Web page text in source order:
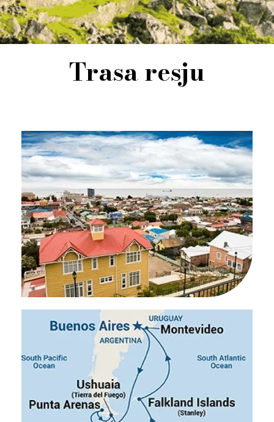
Trasa resju